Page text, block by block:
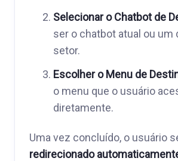
Selecionar o Chatbot de
ser o chatbot atual ou um
setor.
Escolher o Menu de
o menu que o usuário
diretamente.
Uma vez concluído, o usuário
redirecionado